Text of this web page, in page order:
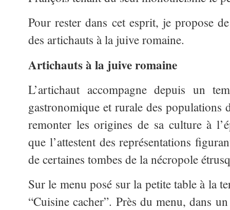
Pour rester dans cet esprit, je propose
des artichauts à la juive romaine.
Artichauts à la juive romaine
L’artichaut accompagne depuis un
gastronomique et rurale des populations
remonter les origines de sa culture à
que l’attestent des représentations
de certaines tombes de la nécropole
Sur le menu posé sur la petite table à la
“Cuisine cacher”. Près du menu, dans